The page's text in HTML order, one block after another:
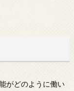
がどのように働い